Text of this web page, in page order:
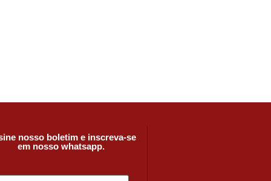
nosso boletim e inscreva-se
em nosso whatsapp.